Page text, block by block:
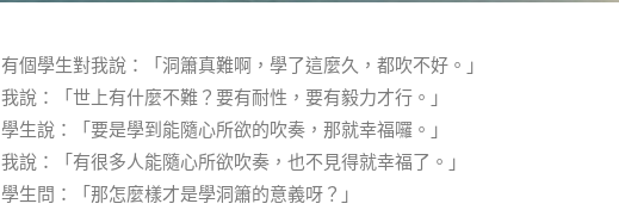
有個學生對我說：「洞簫真難啊，學了這麼久，都吹不好。」
我說：「世上有什麼不難？要有耐性，要有毅力才行。」
學生說：「要是學到能隨心所欲的吹奏，那就幸福囉。」
我說：「有很多人能隨心所欲吹奏，也不見得就幸福了。」
學生問：「那怎麼樣才是學洞簫的意義呀？」